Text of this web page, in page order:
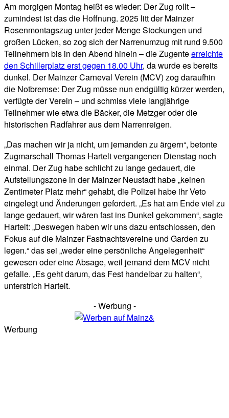
Am morgigen Montag heißt es wieder: Der Zug rollt –
zumindest ist das die Hoffnung. 2025 litt der Mainzer
Rosenmontagszug unter jeder Menge Stockungen und
großen Lücken, so zog sich der Narrenumzug mit rund 9.500
Teilnehmern bis in den Abend hinein – die Zugenteerreichte
den Schillerplatz erst gegen 18.00 Uhr, da wurde es bereits
dunkel. Der Mainzer Carneval Verein (MCV) zog daraufhin
die Notbremse: Der Zug müsse nun endgültig kürzer werden,
verfügte der Verein – und schmiss viele langjährige
Teilnehmer wie etwa die Bäcker, die Metzger oder die
historischen Radfahrer aus dem Narrenreigen.
„Das machen wir ja nicht, um jemanden zu ärgern“, betonte
Zugmarschall Thomas Hartelt vergangenen Dienstag noch
einmal. Der Zug habe schlicht zu lange gedauert, die
Aufstellungszone in der Mainzer Neustadt habe „keinen
Zentimeter Platz mehr“ gehabt, die Polizei habe ihr Veto
eingelegt und Änderungen gefordert. „Es hat am Ende viel zu
lange gedauert, wir wären fast ins Dunkel gekommen“, sagte
Hartelt: „Deswegen haben wir uns dazu entschlossen, den
Fokus auf die Mainzer Fastnachtsvereine und Garden zu
legen.“ das sei „weder eine persönliche Angelegenheit“
gewesen oder eine Absage, weil jemand dem MCV nicht
gefalle. „Es geht darum, das Fest handelbar zu halten“,
unterstrich Hartelt.
- Werbung -
Werbung